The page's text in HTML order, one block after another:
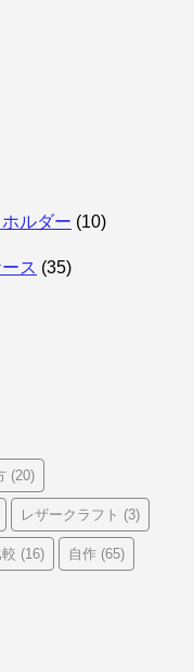
ルダー (10)
ス (35)
(20)
レザークラフト (3)
(16) 自作 (65)